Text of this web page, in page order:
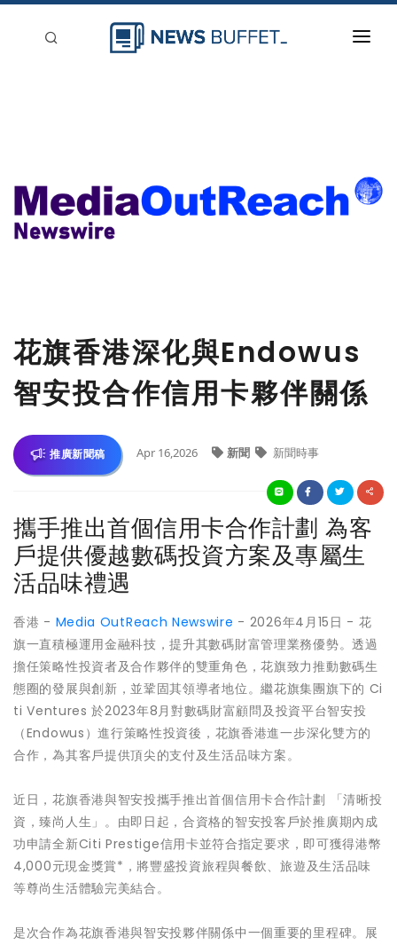
刊登
花旗香港深化與Endowus
智安投合作信用卡夥伴關係
推廣新聞稿 Apr 16,2026 新聞 新聞時事
攜手推出首個信用卡合作計劃 為客
戶提供優越數碼投資方案及專屬生
活品味禮遇
香港 - Media OutReach Newswire - 2026年4月15日 - 花
旗一直積極運用金融科技，提升其數碼財富管理業務優勢。透過
擔任策略性投資者及合作夥伴的雙重角色，花旗致力推動數碼生
態圈的發展與創新，並鞏固其領導者地位。繼花旗集團旗下的 Ci
ti Ventures 於2023年8月對數碼財富顧問及投資平台智安投
（Endowus）進行策略性投資後，花旗香港進一步深化雙方的
合作，為其客戶提供頂尖的支付及生活品味方案。
近日，花旗香港與智安投攜手推出首個信用卡合作計劃 「清晰投
資，臻尚人生」。由即日起，合資格的智安投客戶於推廣期內成
功申請全新Citi Prestige信用卡並符合指定要求，即可獲得港幣
4,000元現金獎賞*，將豐盛投資旅程與餐飲、旅遊及生活品味
等尊尚生活體驗完美結合。
是次合作為花旗香港與智安投夥伴關係中一個重要的里程碑。展